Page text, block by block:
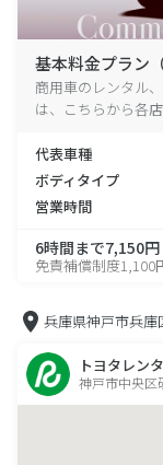
基本料金プラン（
商用車のレンタル
は、こちらから各
代表車種
ボディタイプ
営業時間
6時間まで7,150円
免責補償制度1,100
兵庫県神戸市兵庫
トヨタレン
神戸市中央